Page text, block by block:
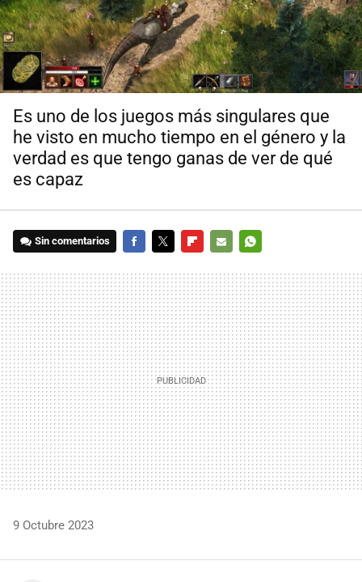
Es uno de los juegos más singulares que
he visto en mucho tiempo en el género y la
verdad es que tengo ganas de ver de qué
es capaz
Sin comentarios
MAIL
9 Octubre 2023